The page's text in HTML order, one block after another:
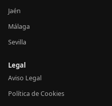
Jaén
Málaga
Sevilla
Legal
Aviso Legal
Política de Cookies